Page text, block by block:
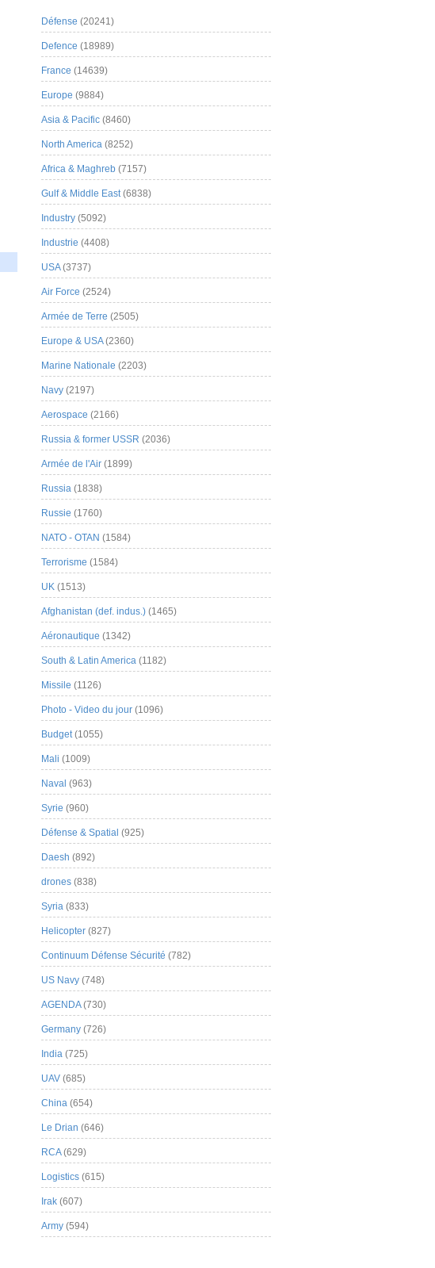
Défense (20241)
Defence (18989)
France (14639)
Europe (9884)
Asia & Pacific (8460)
North America (8252)
Africa & Maghreb (7157)
Gulf & Middle East(6838)
Industry (5092)
Industrie (4408)
USA(3737)
Air Force (2524)
Armée de Terre (2505)
Europe & USA(2360)
Marine Nationale (2203)
Navy (2197)
Aerospace (2166)
Russia & former USSR (2036)
Armée de l'Air (1899)
Russia (1838)
Russie (1760)
NATO - OTAN (1584)
Terrorisme (1584)
UK (1513)
Afghanistan (def. indus.) (1465)
Aéronautique (1342)
South & Latin America (1182)
Missile (1126)
Photo - Video du jour (1096)
Budget(1055)
Mali (1009)
Naval (963)
Syrie (960)
Défense & Spatial (925)
Daesh (892)
drones (838)
Syria (833)
Helicopter (827)
Continuum Défense Sécurité (782)
US Navy (748)
AGENDA(730)
Germany (726)
India (725)
UAV (685)
China (654)
Le Drian (646)
RCA(629)
Logistics (615)
Irak (607)
Army (594)